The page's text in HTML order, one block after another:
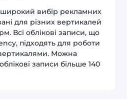
вибір рекламних
для різних вертикалей
Всі облікові записи, що
підходять для роботи
Можна
записи більше 140